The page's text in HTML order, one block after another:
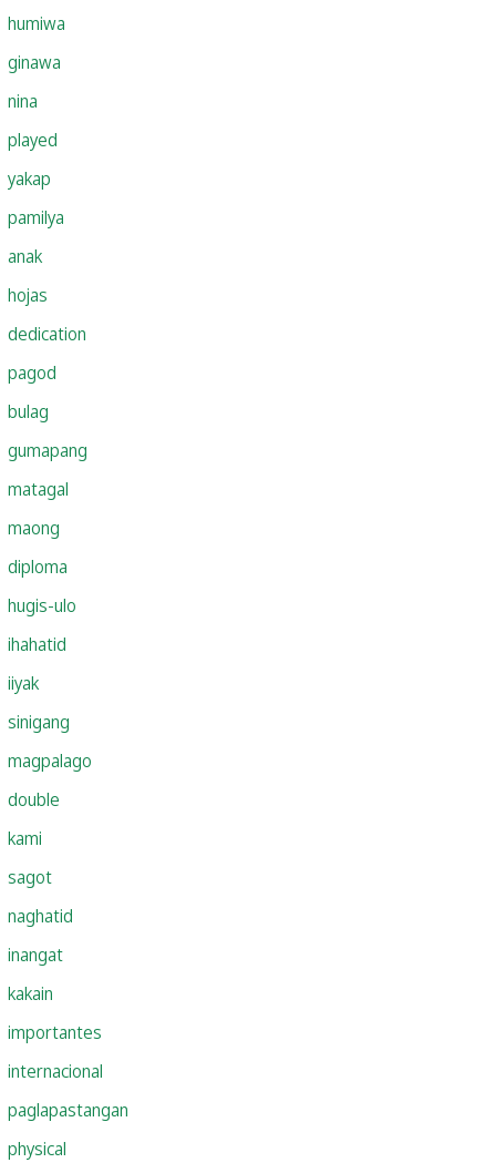
humiwa
ginawa
nina
played
yakap
pamilya
anak
hojas
dedication
pagod
bulag
gumapang
matagal
maong
diploma
hugis-ulo
ihahatid
iiyak
sinigang
magpalago
double
kami
sagot
naghatid
inangat
kakain
importantes
internacional
paglapastangan
physical